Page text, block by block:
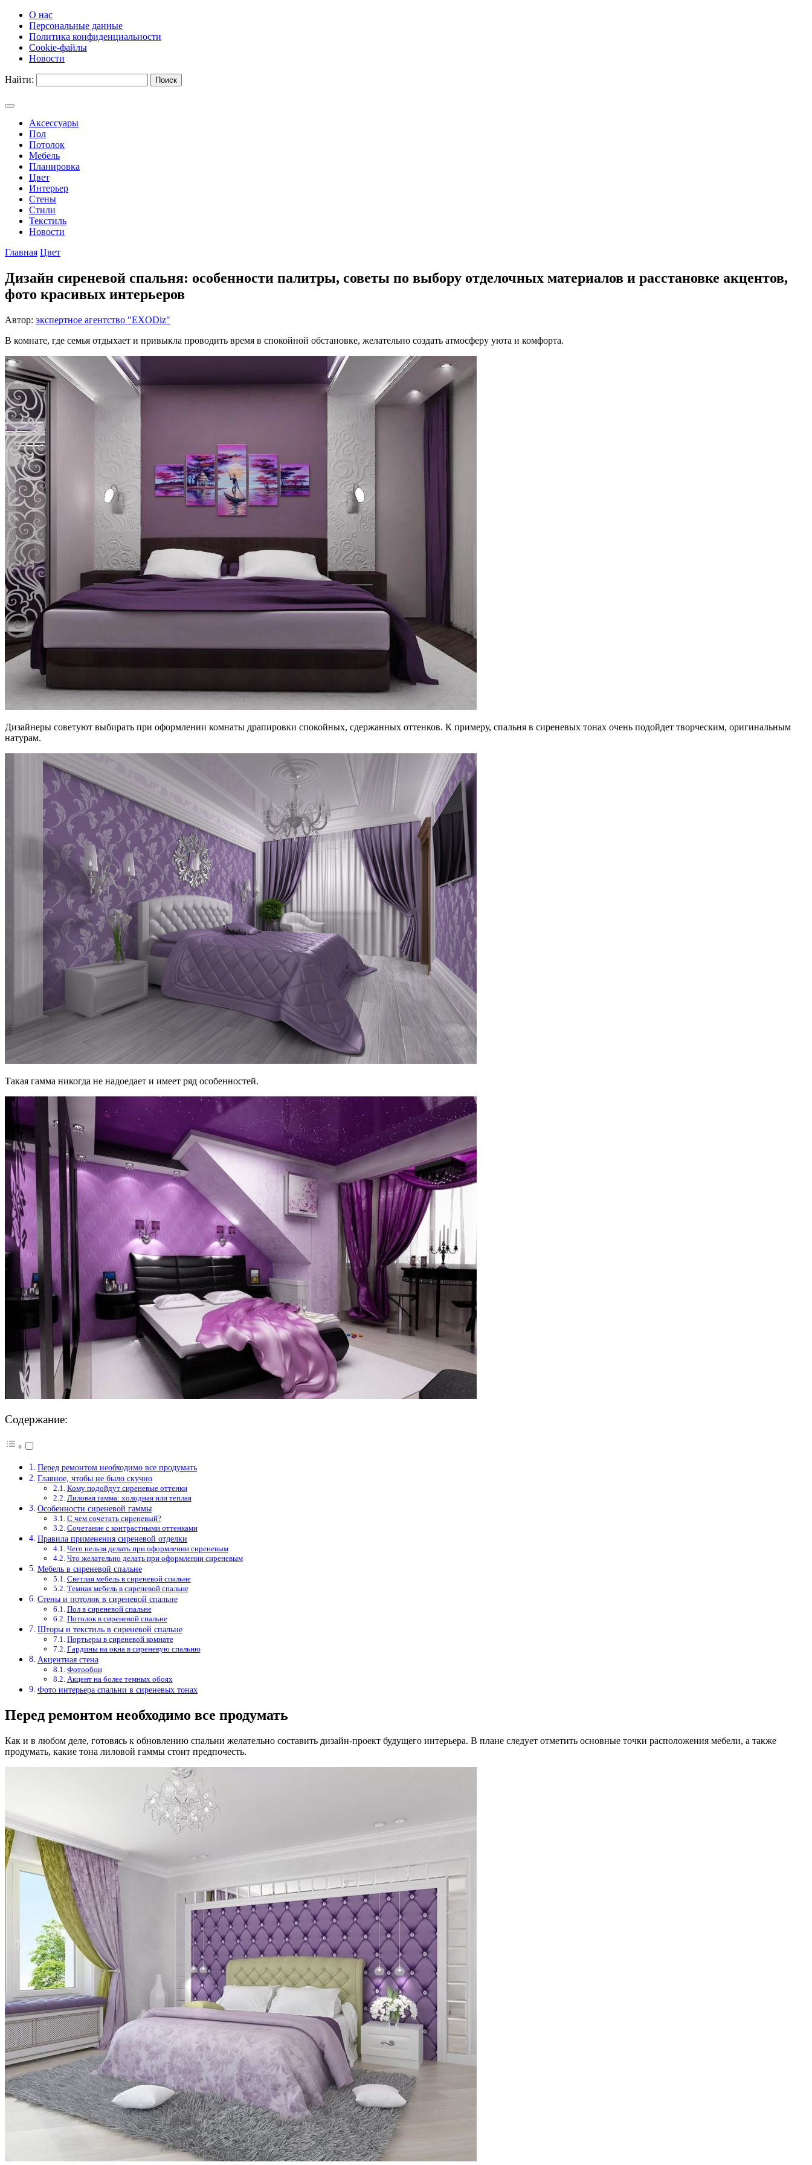
О нас
Персональные данные
Политика конфиденциальности
Cookie-файлы
Новости
Найти:
Аксессуары
Пол
Потолок
Мебель
Планировка
Цвет
Интерьер
Стены
Стили
Текстиль
Новости
Главная Цвет
Дизайн сиреневой спальня: особенности палитры, советы по выбору отделочных материалов и расстановке акцентов,
фото красивых интерьеров
Автор: экспертное агентство "EXODiz"
В комнате, где семья отдыхает и привыкла проводить время в спокойной обстановке, желательно создать атмосферу уюта и комфорта.
Дизайнеры советуют выбирать при оформлении комнаты драпировки спокойных, сдержанных оттенков. К примеру, спальня в сиреневых тонах очень подойдет творческим, оригинальным
натурам.
Такая гамма никогда не надоедает и имеет ряд особенностей.
Содержание:
Перед ремонтом необходимо все продумать
Главное, чтобы не было скучно
Кому подойдут сиреневые оттенки
Лиловая гамма: холодная или теплая
Особенности сиреневой гаммы
С чем сочетать сиреневый?
Сочетание с контрастными оттенками
Правила применения сиреневой отделки
Чего нельзя делать при оформлении сиреневым
Что желательно делать при оформлении сиреневым
Мебель в сиреневой спальне
Светлая мебель в сиреневой спальне
Темная мебель в сиреневой спальне
Стены и потолок в сиреневой спальне
Пол в сиреневой спальне
Потолок в сиреневой спальне
Шторы и текстиль в сиреневой спальне
Портьеры в сиреневой комнате
Гардины на окна в сиреневую спальню
Акцентная стена
Фотообои
Акцент на более темных обоях
Фото интерьера спальни в сиреневых тонах
Перед ремонтом необходимо все продумать
Как и в любом деле, готовясь к обновлению спальни желательно составить дизайн-проект будущего интерьера. В плане следует отметить основные точки расположения мебели, а также
продумать, какие тона лиловой гаммы стоит предпочесть.